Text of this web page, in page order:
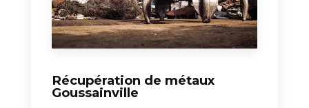
Récupération de métaux
Goussainville